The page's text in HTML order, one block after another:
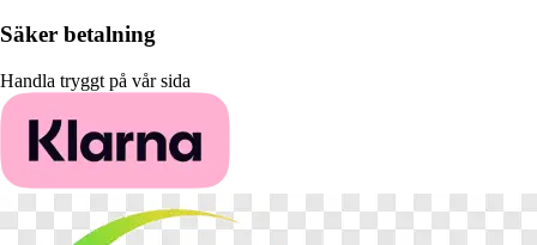
Säker betalning
Handla tryggt på vår sida